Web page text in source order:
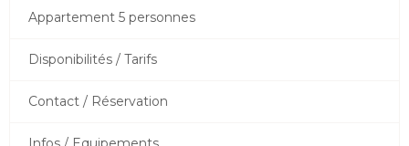
Appartement 5 personnes
Disponibilités / Tarifs
Contact / Réservation